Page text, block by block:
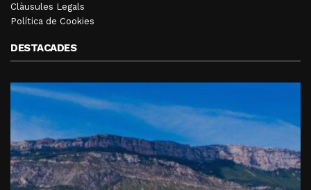
Clàusules Legals
Política de Cookies
DESTACADES